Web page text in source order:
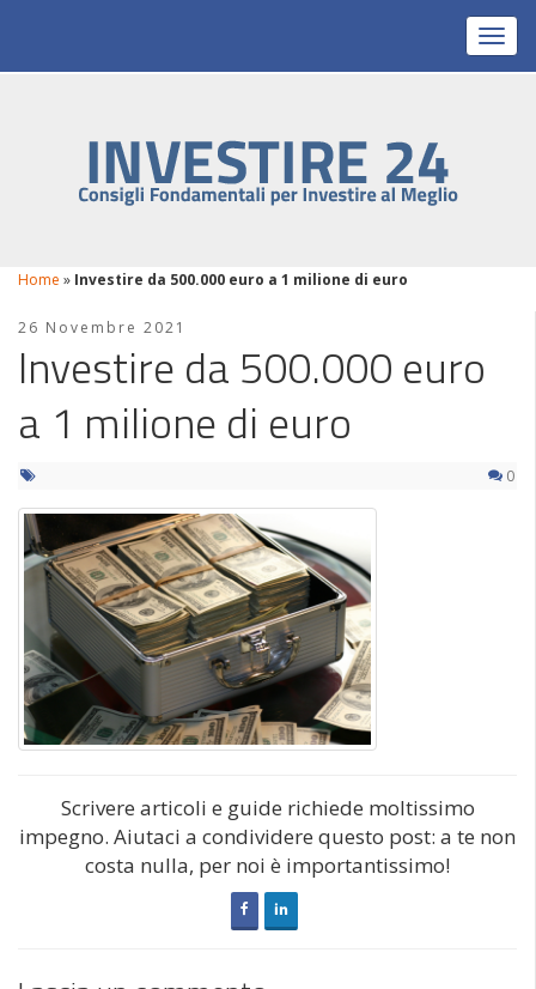
Home » Investire da 500.000 euro a 1 milione di euro
26 Novembre 2021
Investire da 500.000 euro
a 1 milione di euro
0
Scrivere articoli e guide richiede moltissimo
impegno. Aiutaci a condividere questo post: a te non
costa nulla, per noi è importantissimo!